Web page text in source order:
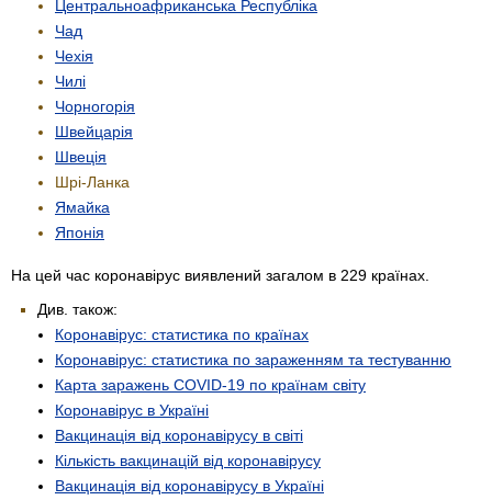
Центрально­африканська Республіка
Чад
Чехія
Чилі
Чорногорія
Швейцарія
Швеція
Шрі-Ланка
Ямайка
Японія
На цей час коронавірус виявлений загалом в 229 країнах.
Див. також:
Коронавірус: статистика по країнах
Коронавірус: статистика по зараженням та тестуванню
Карта заражень COVID-19 по країнам світу
Коронавірус в Україні
Вакцинація від коронавірусу в світі
Кількість вакцинацій від коронавірусу
Вакцинація від коронавірусу в Україні